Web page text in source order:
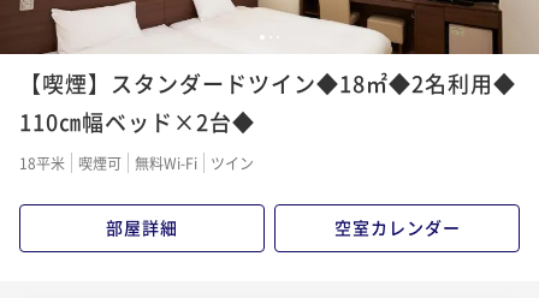
ポイントアップ
【連泊割引】3連泊以上の滞在でお得プラン（朝食付
き）
朝食付き 現地決済可 事前決済可
ポイント即利用で
¥31,920~
2名 ¥ 29,685 ~
ポイントアップ
【キャッシュレス決済】翌日はゆっくり･･･13時チェッ
¥12,180~
2名 ¥ 11,692 ~
ポイントアップ
【キャッシュレス決済】早期割30プラン・早期の予約
がお得～予約30日前まで～【朝食付き】
¥11,640~
2名 ¥ 11,174 ~
ポイントアップ
【キャッシュレス決済】【カジュアルステイを満喫】
シンプルステイ＜食事なし＞
素泊まり 現地決済可 事前決済可
¥10,860~
2名 ¥ 10,099 ~
1
【喫煙】スタンダードツイン◆18㎡◆2名利用◆
110㎝幅ベッド×2台◆
18平米 喫煙可 無料Wi-Fi ツイン
部屋詳細 空室カレンダー